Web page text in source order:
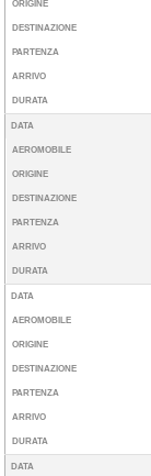
ORIGINE
DESTINAZIONE
PARTENZA
ARRIVO
DURATA
DATA
AEROMOBILE
ORIGINE
DESTINAZIONE
PARTENZA
ARRIVO
DURATA
DATA
AEROMOBILE
ORIGINE
DESTINAZIONE
PARTENZA
ARRIVO
DURATA
DATA